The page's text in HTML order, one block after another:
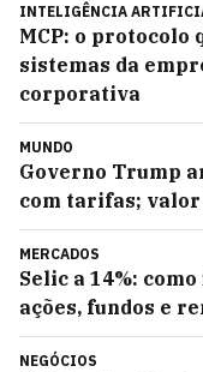
INTELIGÊNCIA
MCP: o protocolo
sistemas da
corporativa
MUNDO
Governo Trump
com tarifas; valor
MERCADOS
Selic a 14%:
ações, fundos e
NEGÓCIOS